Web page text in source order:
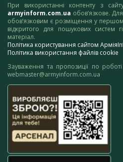
При використанні контенту з
armyinform.com.ua обов’язкове.
обов’язковим є розміщення у
відкритого для пошукових систем
матеріал.
Політика користування сайтом
Політика використання файлів cookie
Зауваження та пропозиції по
webmaster@armyinform.com.ua